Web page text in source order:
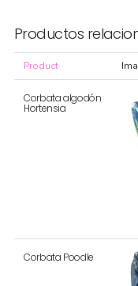
Productos
Product
Corbata algodón
Hortensia
Corbata Poodle